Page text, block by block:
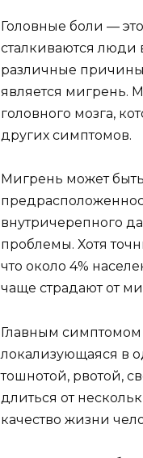
Головные боли —
сталкиваются люди
различные
является мигрень.
головного мозга,
других симптомов.
Мигрень может
внутричерепного
проблемы. Хотя
что около 4%
чаще страдают от
Главным симптомом
локализующаяся в
тошнотой, рвотой,
длиться от
качество жизни